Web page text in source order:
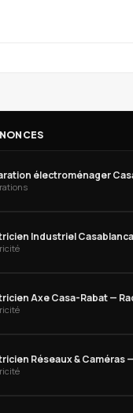
électroménager
Industriel
Axe Casa-Rabat —
Réseaux & Caméras